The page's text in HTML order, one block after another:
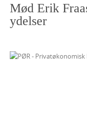
Mød Erik
ydelser